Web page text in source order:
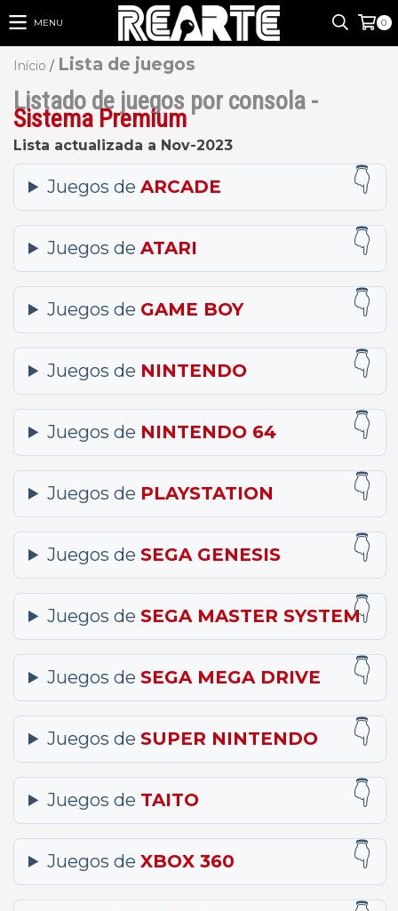
MENU 0
Início / Lista de juegos
Listado de juegos por consola -
Sistema Premium
Lista actualizada a Nov-2023
Juegos deARCADE
Juegos deATARI
Juegos de GAME BOY
Juegos de NINTENDO
Juegos de NINTENDO 64
Juegos de PLAYSTATION
Juegos deSEGA GENESIS
Juegos deSEGA MASTER SYSTEM
Juegos deSEGA MEGA DRIVE
Juegos deSUPER NINTENDO
Juegos de TAITO
Juegos deXBOX 360